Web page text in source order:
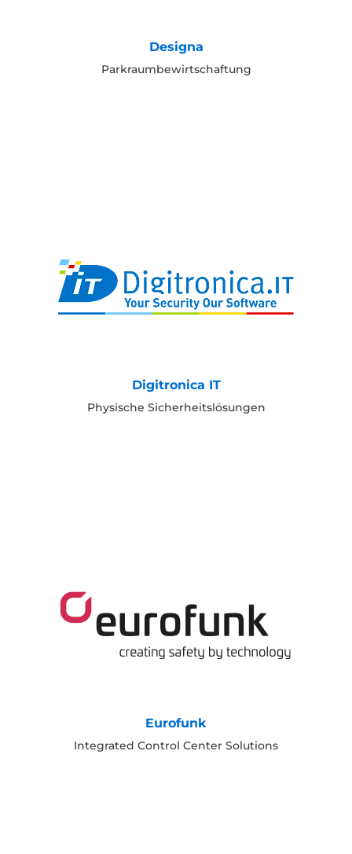
Designa
Parkraumbewirtschaftung
Digitronica IT
Physische Sicherheitslösungen
Eurofunk
Integrated Control Center Solutions